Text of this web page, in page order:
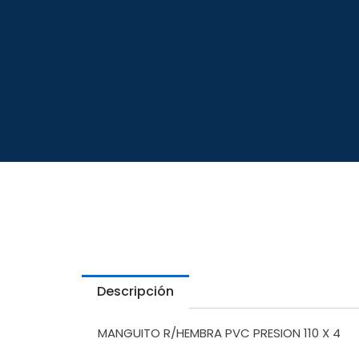
Descripción
MANGUITO R/HEMBRA PVC PRESION 110 X 4